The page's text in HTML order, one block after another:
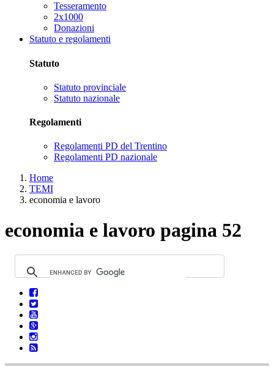
Tesseramento
2x1000
Donazioni
Statuto e regolamenti
Statuto
Statuto provinciale
Statuto nazionale
Regolamenti
Regolamenti PD del Trentino
Regolamenti PD nazionale
Home
TEMI
economia e lavoro
economia e lavoro pagina 52